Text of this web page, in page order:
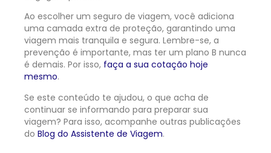
Ao escolher um seguro de viagem, você adiciona
uma camada extra de proteção, garantindo uma
viagem mais tranquila e segura. Lembre-se, a
prevenção é importante, mas ter um plano B nunca
é demais. Por isso, faça a sua cotação hoje
mesmo.
Se este conteúdo te ajudou, o que acha de
continuar se informando para preparar sua
viagem? Para isso, acompanhe outras publicações
do Blog do Assistente de Viagem.